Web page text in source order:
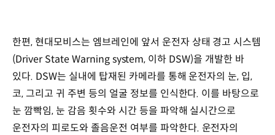
한편, 현대모비스는 엠브레인에 앞서 운전자 상태 경고 시스템
(Driver State Warning system, 이하 DSW)을 개발한 바
있다. DSW는 실내에 탑재된 카메라를 통해 운전자의 눈, 입,
코, 그리고 귀 주변 등의 얼굴 정보를 인식한다. 이를 바탕으로
눈 깜빡임, 눈 감음 횟수와 시간 등을 파악해 실시간으로
운전자의 피로도와 졸음운전 여부를 파악한다. 운전자의